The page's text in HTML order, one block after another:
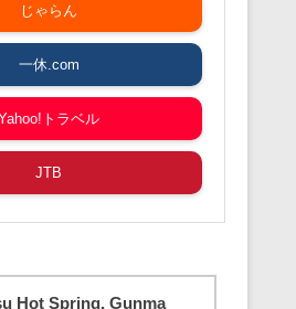
じゃらん
一休.com
トラベル
JTB
Hot Spring, Gunma